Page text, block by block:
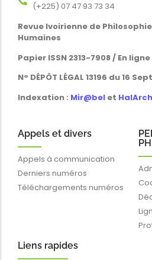
(+225) 07 47 93 73 34
Revue Ivoirienne de
Humaines
Papier ISSN 2313-7908 / En
N° DÉPÔT LÉGAL 13196 du 16
Indexation : Mir@bel et
Appels et divers
Appels à communication
Derniers numéros
Téléchargements numéros
Liens rapides